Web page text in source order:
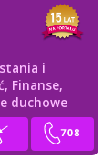
i
Finanse,
duchowe